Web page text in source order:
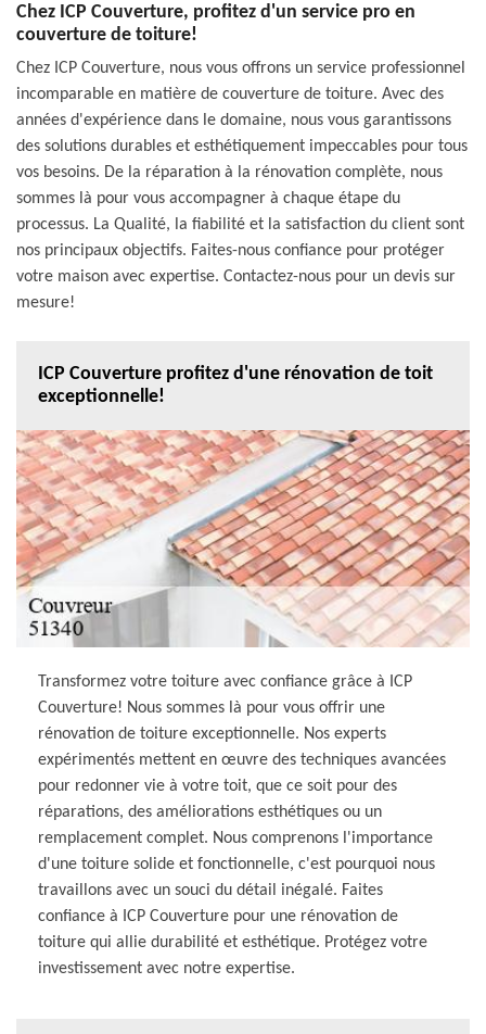
Chez ICP Couverture, profitez d'un service pro en
couverture de toiture!
Chez ICP Couverture, nous vous offrons un service professionnel
incomparable en matière de couverture de toiture. Avec des
années d'expérience dans le domaine, nous vous garantissons
des solutions durables et esthétiquement impeccables pour tous
vos besoins. De la réparation à la rénovation complète, nous
sommes là pour vous accompagner à chaque étape du
processus. La Qualité, la fiabilité et la satisfaction du client sont
nos principaux objectifs. Faites-nous confiance pour protéger
votre maison avec expertise. Contactez-nous pour un devis sur
mesure!
ICP Couverture profitez d'une rénovation de toit
exceptionnelle!
Transformez votre toiture avec confiance grâce à ICP
Couverture! Nous sommes là pour vous offrir une
rénovation de toiture exceptionnelle. Nos experts
expérimentés mettent en œuvre des techniques avancées
pour redonner vie à votre toit, que ce soit pour des
réparations, des améliorations esthétiques ou un
remplacement complet. Nous comprenons l'importance
d'une toiture solide et fonctionnelle, c'est pourquoi nous
travaillons avec un souci du détail inégalé. Faites
confiance à ICP Couverture pour une rénovation de
toiture qui allie durabilité et esthétique. Protégez votre
investissement avec notre expertise.